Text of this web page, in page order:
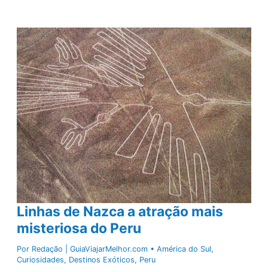
doce
encantam
turistas
na
região
norte
Linhas de Nazca a atração mais
misteriosa do Peru
Por Redação | GuiaViajarMelhor.com •América do Sul,
Curiosidades, Destinos Exóticos, Peru